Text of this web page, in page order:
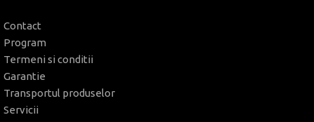
Contact
Program
Termeni si conditii
Garantie
Transportul produselor
Servicii